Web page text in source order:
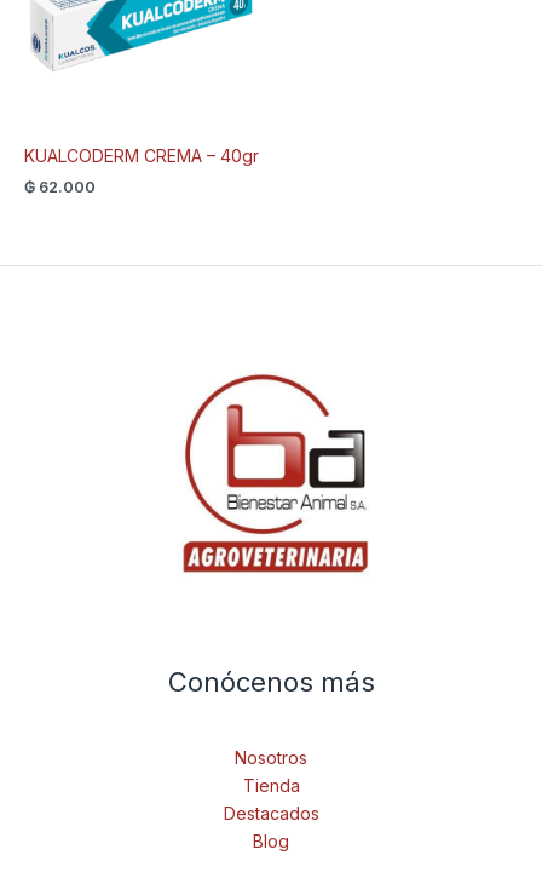
KUALCODERM CREMA – 40gr
₲ 62.000
Conócenos más
Nosotros
Tienda
Destacados
Blog